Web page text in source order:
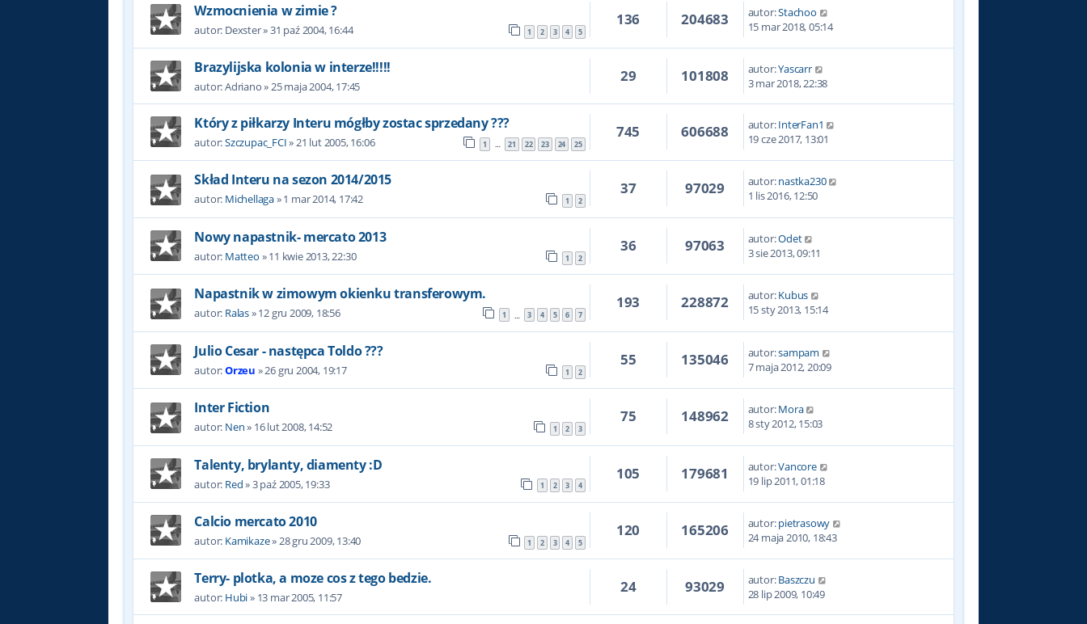
Wzmocnienia w zimie ?
autor: Dexster»31 paź 2004, 16:44 1 2 3 4 5
136 204683 autor:Stachoo
15 mar 2018, 05:14
Brazylijska kolonia w interze!!!!!
autor:Adriano»25 maja 2004, 17:45
29 101808 autor:Yascarr
3 mar 2018, 22:38
Który z piłkarzy Interu mógłby zostac sprzedany ???
autor:Szczupac_FCI»21 lut 2005, 16:06 1 … 21 22 23 24 25
745 606688 autor:InterFan1
19 cze 2017, 13:01
Skład Interu na sezon 2014/2015
autor: Michellaga»1 mar 2014, 17:42 1 2
37 97029 autor:nastka230
1 lis 2016, 12:50
Nowy napastnik- mercato 2013
autor: Matteo »11 kwie 2013, 22:30 1 2
36 97063 autor:Odet
3 sie 2013, 09:11
Napastnik w zimowym okienku transferowym.
autor: Ralas»12 gru 2009, 18:56 1 … 3 4 5 6 7
193 228872 autor:Kubus
15 sty 2013, 15:14
Julio Cesar - następca Toldo ???
autor:Orzeu »26 gru 2004, 19:17 1 2
55 135046 autor:sampam
7 maja 2012, 20:09
Inter Fiction
autor: Nen» 16 lut 2008, 14:52 1 2 3
75 148962 autor:Mora
8 sty 2012, 15:03
Talenty, brylanty, diamenty :D
autor: Red»3 paź 2005, 19:33 1 2 3 4
105 179681 autor:Vancore
19 lip 2011, 01:18
Calcio mercato 2010
autor: Kamikaze»28 gru 2009, 13:40 1 2 3 4 5
120 165206 autor:pietrasowy
24 maja 2010, 18:43
Terry- plotka, a moze cos z tego bedzie.
autor: Hubi» 13 mar 2005, 11:57
24 93029 autor:Baszczu
28 lip 2009, 10:49